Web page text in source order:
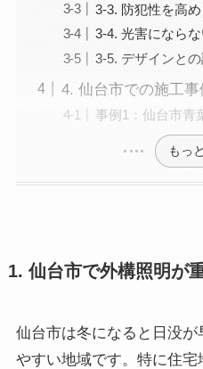
3-3. 防犯性を高
3-4. 光害になら
3-5. デザインと
4. 仙台市での施工事
事例1：仙台市青
もっ
1. 仙台市で外構照明が
仙台市は冬になると日没が
やすい地域です。特に住